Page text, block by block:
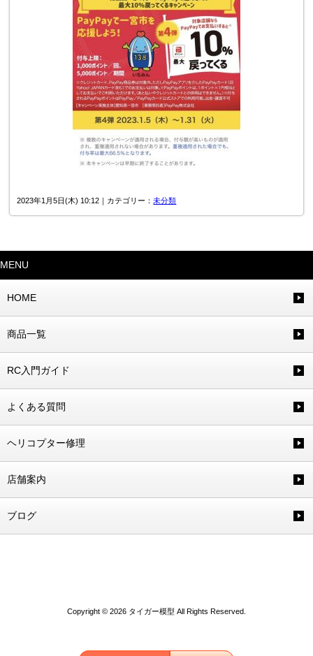
2023年1月5日(木) 10:12｜カテゴリー：未分類
MENU
HOME
商品一覧
RC入門ガイド
よくある質問
ヘリコプター修理
店舗案内
ブログ
Copyright © 2026 タイガー模型 All Rights Reserved.